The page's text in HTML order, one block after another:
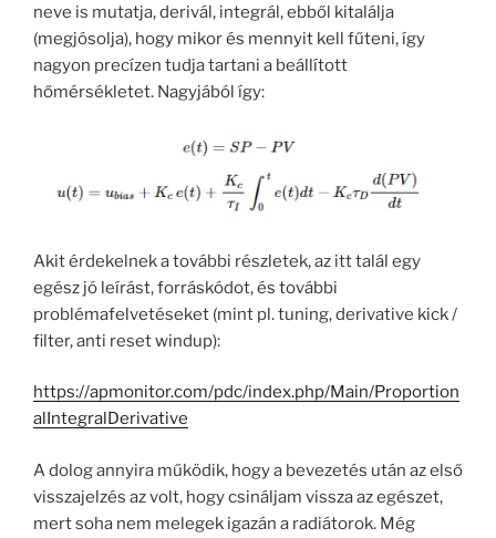
neve is mutatja, derivál, integrál, ebből kitalálja
(megjósolja), hogy mikor és mennyit kell fűteni, így
nagyon precízen tudja tartani a beállított
hőmérsékletet. Nagyjából így:
Akit érdekelnek a további részletek, az itt talál egy
egész jó leírást, forráskódot, és további
problémafelvetéseket (mint pl. tuning, derivative kick /
filter, anti reset windup):
https://apmonitor.com/pdc/index.php/Main/Proportion
alIntegralDerivative
A dolog annyira működik, hogy a bevezetés után az első
visszajelzés az volt, hogy csináljam vissza az egészet,
mert soha nem melegek igazán a radiátorok. Még